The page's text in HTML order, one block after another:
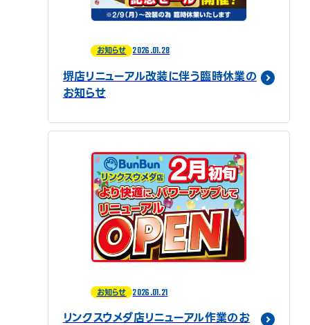
お知らせ 2026.01.28
堺店リニューアル改装に伴う臨時休業の
お知らせ
お知らせ 2026.01.21
リンクスウメダ店リニューアル作業のお